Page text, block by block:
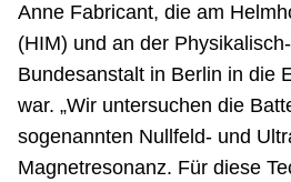
Anne Fabricant, die am
(HIM) und an der
Bundesanstalt in Berlin in die
war. „Wir untersuchen die
sogenannten Nullfeld- und
Magnetresonanz. Für diese